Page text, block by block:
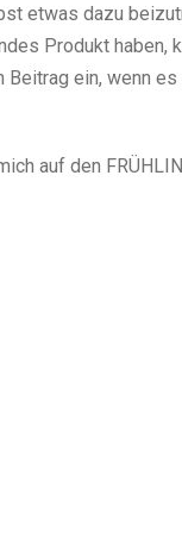
etwas dazu
Produkt haben,
ein, wenn
auf den